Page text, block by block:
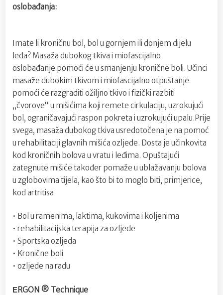
oslobađanja:
Imate li kroničnu bol, bol u gornjem ili donjem dijelu
leđa? Masaža dubokog tkiva i miofascijalno
oslobađanje pomoći će u smanjenju kronične boli. Učinci
masaže dubokim tkivom i miofascijalno otpuštanje
pomoći će razgraditi ožiljno tkivo i fizički razbiti
„čvorove“ u mišićima koji remete cirkulaciju, uzrokujući
bol, ograničavajući raspon pokreta i uzrokujući upalu.Prije
svega, masaža dubokog tkiva usredotočena je na pomoć
u rehabilitaciji glavnih mišića ozljede. Dosta je učinkovita
kod kroničnih bolova u vratu i leđima. Opuštajući
zategnute mišiće također pomaže u ublažavanju bolova
u zglobovima tijela, kao što bi to moglo biti, primjerice,
kod artritisa.
• Bol u ramenima, laktima, kukovima i koljenima
• rehabilitacijska terapija za ozljede
• Sportska ozljeda
• Kronične boli
• ozljede na radu
ΕRGON ® Technique